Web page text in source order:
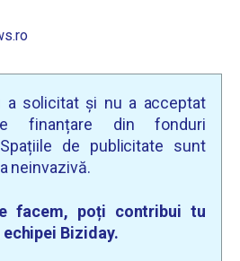
a solicitat și nu a acceptat
finanțare din fonduri
de publicitate sunt
neinvazivă.
facem, poți contribui tu
Biziday.